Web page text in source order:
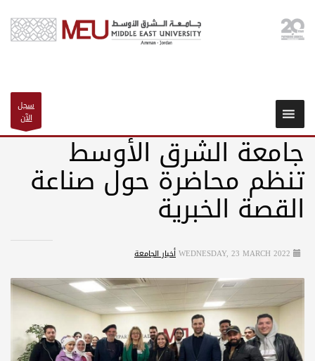
سجل
الآن
جامعة الشرق الأوسط
تنظم محاضرة حول صناعة
القصة الخبرية
WEDNESDAY, 23 MARCH 2022أخبار الجامعة